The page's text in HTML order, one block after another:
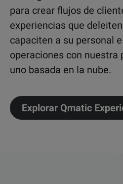
para crear flujos de
experiencias que
capaciten a su personal
operaciones con
uno basada en la nube.
Explorar Qmatic